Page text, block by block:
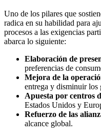
Uno de los pilares que
radica en su habilidad para
procesos a las exigencias
abarca lo siguiente:
Elaboración de
preferencias de
Mejora de la
entrega y disminuir los
Apuesta por centros
Estados Unidos y
Refuerzo de las
alcance global.